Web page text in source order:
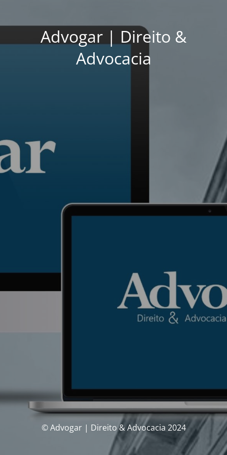
Advogar | Direito &
Advocacia
© Advogar | Direito & Advocacia 2024